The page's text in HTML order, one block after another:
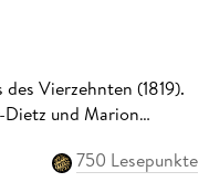
Vierzehnten (1819).
und Marion
750 Lesepunkte